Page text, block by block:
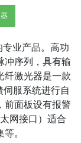
专业产品。高功
冲序列，具有输
纤激光器是一款
服系统进行自
前面板设有报警
网接口）适合
。